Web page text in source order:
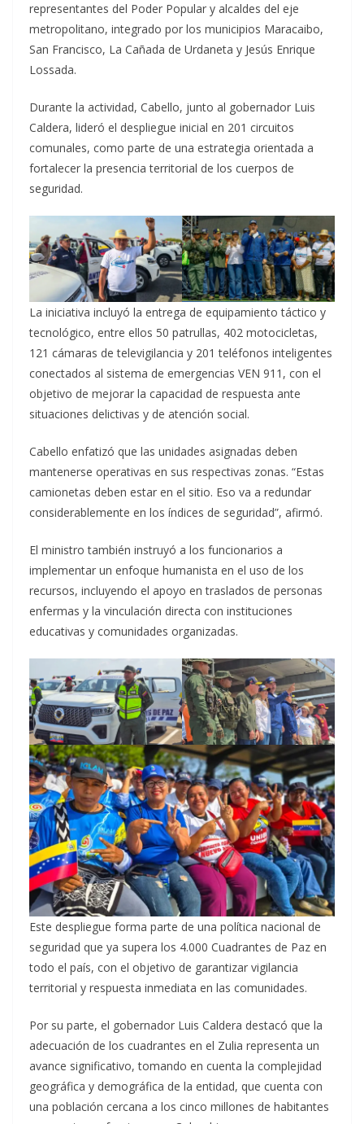
representantes del Poder Popular y alcaldes del eje
metropolitano, integrado por los municipios Maracaibo,
San Francisco, La Cañada de Urdaneta y Jesús Enrique
Lossada.
Durante la actividad, Cabello, junto al gobernador Luis
Caldera, lideró el despliegue inicial en 201 circuitos
comunales, como parte de una estrategia orientada a
fortalecer la presencia territorial de los cuerpos de
seguridad.
La iniciativa incluyó la entrega de equipamiento táctico y
tecnológico, entre ellos 50 patrullas, 402 motocicletas,
121 cámaras de televigilancia y 201 teléfonos inteligentes
conectados al sistema de emergencias VEN 911, con el
objetivo de mejorar la capacidad de respuesta ante
situaciones delictivas y de atención social.
Cabello enfatizó que las unidades asignadas deben
mantenerse operativas en sus respectivas zonas. “Estas
camionetas deben estar en el sitio. Eso va a redundar
considerablemente en los índices de seguridad”, afirmó.
El ministro también instruyó a los funcionarios a
implementar un enfoque humanista en el uso de los
recursos, incluyendo el apoyo en traslados de personas
enfermas y la vinculación directa con instituciones
educativas y comunidades organizadas.
Este despliegue forma parte de una política nacional de
seguridad que ya supera los 4.000 Cuadrantes de Paz en
todo el país, con el objetivo de garantizar vigilancia
territorial y respuesta inmediata en las comunidades.
Por su parte, el gobernador Luis Caldera destacó que la
adecuación de los cuadrantes en el Zulia representa un
avance significativo, tomando en cuenta la complejidad
geográfica y demográfica de la entidad, que cuenta con
una población cercana a los cinco millones de habitantes